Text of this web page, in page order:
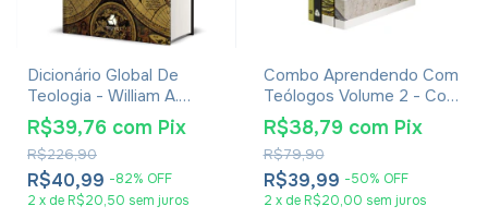
Dicionário Global De
Teologia - William A.
Dyrness
R$40,99 -82% OFF
R$226,90
R$39,76 com Pix
2 x de R$20,50 sem juros
Combo Aprendendo Com
Teólogos Volume 2 - Com
4 Livros
R$39,99 -50% OFF
R$79,90
R$38,79 com Pix
2 x de R$20,00 sem juros